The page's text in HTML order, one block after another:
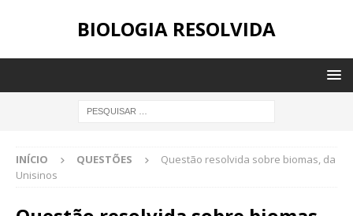
BIOLOGIA RESOLVIDA
INÍCIO QUESTÕES
Questão resolvida sobre biomas, da
Unisinos